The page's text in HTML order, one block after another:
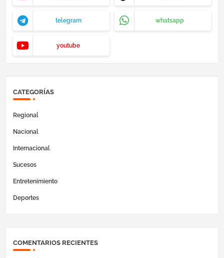
telegram whatsapp
youtube
CATEGORÍAS
Regional
Nacional
Internacional
Sucesos
Entretenimiento
Deportes
COMENTARIOS RECIENTES